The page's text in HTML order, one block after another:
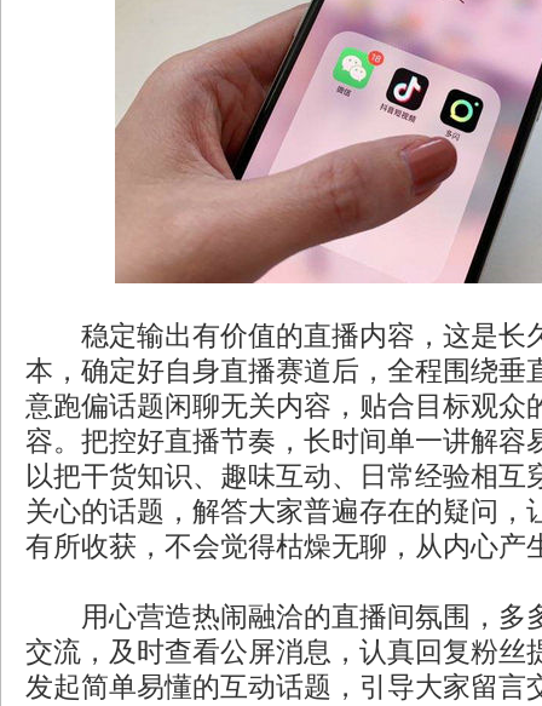
稳定输出有价值的直播内容，这是长
本，确定好自身直播赛道后，全程围绕垂
意跑偏话题闲聊无关内容，贴合目标观众
容。把控好直播节奏，长时间单一讲解容
以把干货知识、趣味互动、日常经验相互
关心的话题，解答大家普遍存在的疑问，
有所收获，不会觉得枯燥无聊，从内心产
用心营造热闹融洽的直播间氛围，多
交流，及时查看公屏消息，认真回复粉丝
发起简单易懂的互动话题，引导大家留言